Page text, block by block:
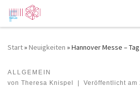
Zum Inhalt springen
Start»Neuigkeiten »Hannover Messe –
ALLGEMEIN
von Theresa Knispel | Veröffentlicht am